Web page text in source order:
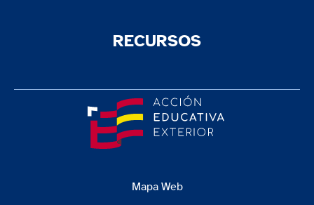
RECURSOS
Mapa Web